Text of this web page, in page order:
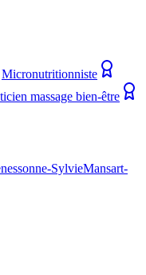
Micronutritionniste
massage bien-être
SylvieMansart-